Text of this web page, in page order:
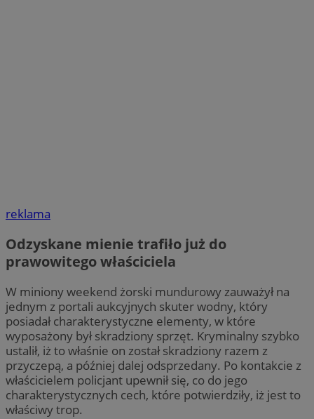
reklama
Odzyskane mienie trafiło już do
prawowitego właściciela
W miniony weekend żorski mundurowy zauważył na
jednym z portali aukcyjnych skuter wodny, który
posiadał charakterystyczne elementy, w które
wyposażony był skradziony sprzęt. Kryminalny szybko
ustalił, iż to właśnie on został skradziony razem z
przyczepą, a później dalej odsprzedany. Po kontakcie z
właścicielem policjant upewnił się, co do jego
charakterystycznych cech, które potwierdziły, iż jest to
właściwy trop.